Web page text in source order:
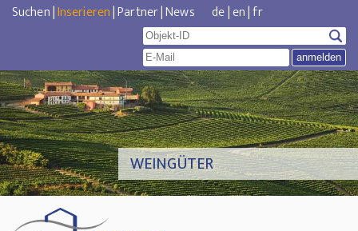
Suchen|Inserieren|Partner|News de|en|fr
WEINGÜTER